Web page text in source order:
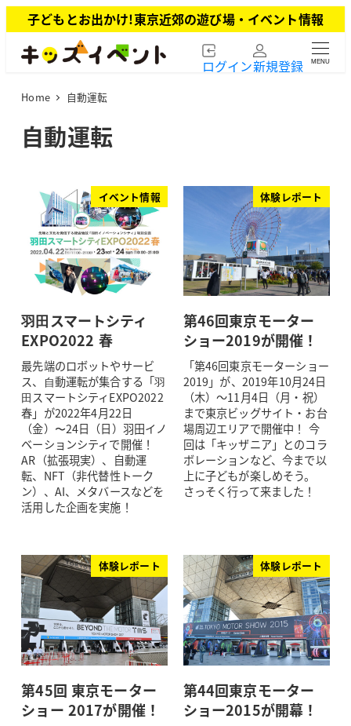
イ
子どもとお出かけ!東京近郊の遊び場・イベント情報
ログイン新規登録 MENU
Home 自動運転
自動運転
イベント情報
⽻⽥スマートシティ
EXPO2022 春
最先端のロボットやサービ
ス、⾃動運転が集合する「⽻
⽥スマートシティEXPO2022
春」が2022年4月22日
（金）〜24日（日）羽田イノ
ベーションシティで開催！
AR（拡張現実）、自動運
転、NFT（非代替性トーク
ン）、AI、メタバースなどを
活用した企画を実施！
体験レポート
第46回東京モーター
ショー2019が開催！
「第46回東京モーターショー
2019」が、2019年10月24日
（木）～11月4日（月・祝）
まで東京ビッグサイト・お台
場周辺エリアで開催中！ 今
回は「キッザニア」とのコラ
ボレーションなど、今まで以
上に子どもが楽しめそう。
さっそく行って来ました！
体験レポート
第45回 東京モーター
ショー 2017が開催！
体験レポート
第44回東京モーター
ショー2015が開幕！